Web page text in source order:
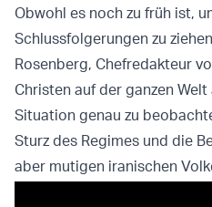
Obwohl es noch zu früh ist,
Schlussfolgerungen zu
Rosenberg, Chefredakteur
Christen auf der ganzen
Situation genau zu
Sturz des Regimes und die
aber mutigen iranischen